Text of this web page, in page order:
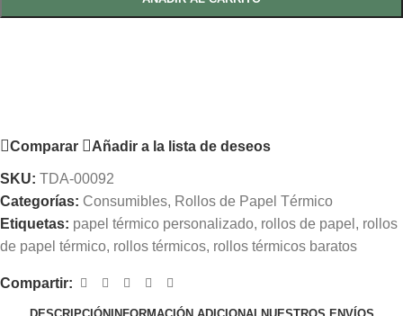
Comparar Añadir a la lista de deseos
SKU: TDA-00092
Categorías: Consumibles, Rollos de Papel Térmico
Etiquetas: papel térmico personalizado, rollos de papel , rollos
de papel térmico, rollos térmicos, rollos térmicos baratos
Compartir: